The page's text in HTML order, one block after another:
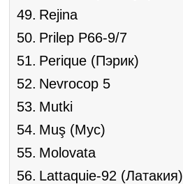
Rejina
Prilep P66-9/7
Perique (Пэрик)
Nevrocop 5
Mutki
Muş (Мус)
Molovata
Lattaquie-92 (Латакия)